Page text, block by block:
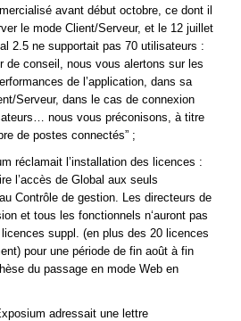
avant début octobre, ce dont il
le mode Client/Serveur, et le 12 juillet
2.5 ne supportait pas 70 utilisateurs :
de conseil, nous vous alertons sur les
de l’application, dans sa
Serveur, dans le cas de connexion
nous vous préconisons, à titre
de postes connectés” ;
réclamait l’installation des licences :
l’accès de Global aux seuls
Contrôle de gestion. Les directeurs de
et tous les fonctionnels n‘auront pas
suppl. (en plus des 20 licences
pour une période de fin août à fin
du passage en mode Web en
adressait une lettre